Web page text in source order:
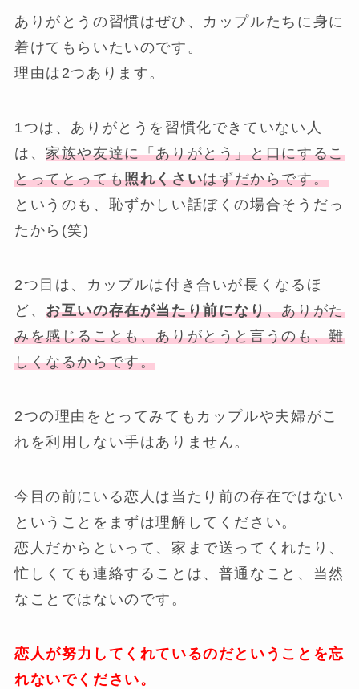
ありがとうの習慣はぜひ、カップルたちに身に
着けてもらいたいのです。
理由は2つあります。
1つは、ありがとうを習慣化できていない人
は、家族や友達に「ありがとう」と口にするこ
とってとっても照れくさいはずだからです。
というのも、恥ずかしい話ぼくの場合そうだっ
たから(笑)
2つ目は、カップルは付き合いが長くなるほ
ど、お互いの存在が当たり前になり、ありがた
みを感じることも、ありがとうと言うのも、難
しくなるからです。
2つの理由をとってみてもカップルや夫婦がこ
れを利用しない手はありません。
今目の前にいる恋人は当たり前の存在ではない
ということをまずは理解してください。
恋人だからといって、家まで送ってくれたり、
忙しくても連絡することは、普通なこと、当然
なことではないのです。
恋人が努力してくれているのだということを忘
れないでください。